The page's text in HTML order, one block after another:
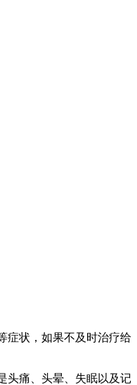
症状，如果不及时治疗给
头痛、头晕、失眠以及记